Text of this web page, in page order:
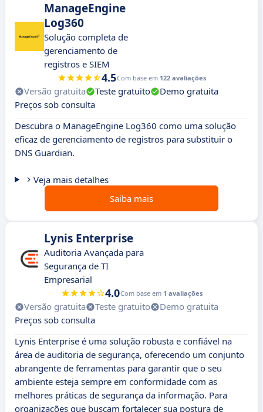
ManageEngine
Log360
Solução completa de
gerenciamento de
registros e SIEM
4.5Com base em 122 avaliações
Versão gratuita Teste gratuito
Demo gratuita
Preços sob consulta
Descubra o ManageEngine Log360 como uma solução
eficaz de gerenciamento de registros para substituir o
DNS Guardian.
Veja mais detalhes
Saiba mais
Lynis Enterprise
Auditoria Avançada para
Segurança de TI
Empresarial
4.0Com base em 1 avaliações
Versão gratuita Teste gratuito
Demo gratuita
Preços sob consulta
Lynis Enterprise é uma solução robusta e confiável na
área de auditoria de segurança, oferecendo um conjunto
abrangente de ferramentas para garantir que o seu
ambiente esteja sempre em conformidade com as
melhores práticas de segurança da informação. Para
organizações que buscam fortalecer sua postura de